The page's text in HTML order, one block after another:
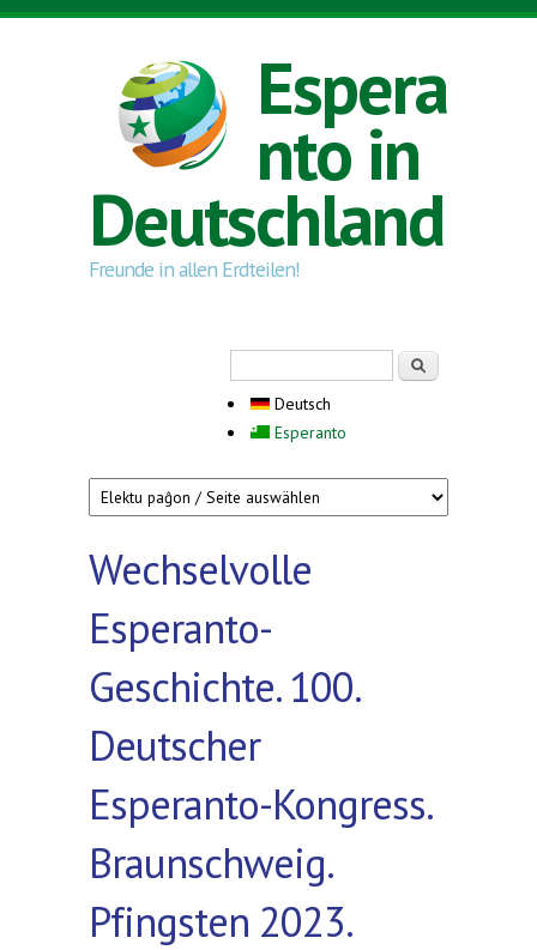
Direkt zum Inhalt
Espera
nto in
Deutschland
Freunde in allen Erdteilen!
Deutsch
Esperanto
Wechselvolle
Esperanto-
Geschichte. 100.
Deutscher
Esperanto-Kongress.
Braunschweig.
Pfingsten 2023.